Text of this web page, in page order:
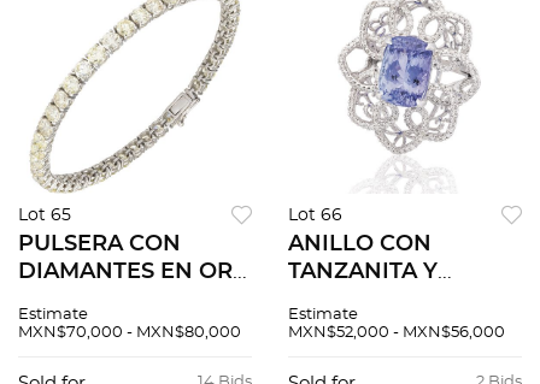
Lot 65
PULSERA CON
DIAMANTES EN ORO
Estimate
MXN$70,000 - MXN$80,000
Lot 66
ANILLO CON
TANZANITA Y
BLANCO 14K
Estimate
MXN$52,000 - MXN$56,000